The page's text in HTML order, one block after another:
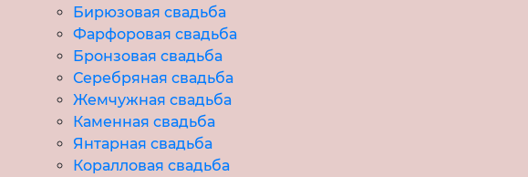
Бирюзовая свадьба
Фарфоровая свадьба
Бронзовая свадьба
Серебряная свадьба
Жемчужная свадьба
Каменная свадьба
Янтарная свадьба
Коралловая свадьба